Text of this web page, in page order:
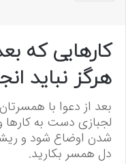
کارهایی که
هرگز نباید
بعد از دعوا با
لجبازی دست به کارها
شدن اوضاع شود و
دل همسر بکارید.